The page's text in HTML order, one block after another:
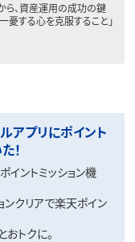
、資産運用の成功の鍵
一憂する心を克服すること」
ルアプリにポイント
！
イントミッション機
クリアで楽天ポイン
トクに。